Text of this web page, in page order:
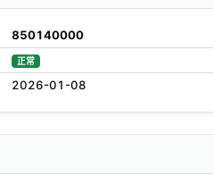
850140000
正常
2026-01-08